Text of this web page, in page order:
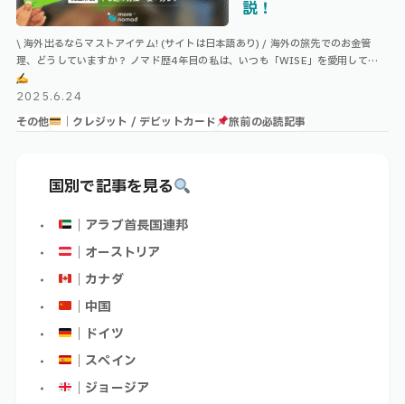
説！
\ 海外出るならマストアイテム! (サイトは日本語あり) / 海外の旅先でのお金管
理、どうしていますか？ ノマド歴4年目の私は、いつも「WISE」を愛用していま
す！ Index WISEとは？WISEの機能① ATMでお …
2025.6.24
その他
｜クレジット / デビットカード 旅前の必読記事
国別で記事を見る
｜アラブ首長国連邦
｜オーストリア
｜カナダ
｜中国
｜ドイツ
｜スペイン
｜ジョージア